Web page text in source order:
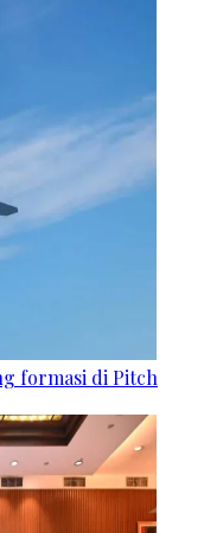
formasi di Pitch